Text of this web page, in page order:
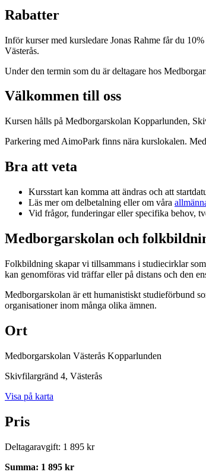
Rabatter
Inför kurser med kursledare Jonas Rahme får du
Västerås.
Under den termin som du är deltagare hos
Välkommen till oss
Kursen hålls på Medborgarskolan Kopparlunden,
Parkering med AimoPark finns nära kurslokalen.
Bra att veta
Kursstart kan komma att ändras och att
Läs mer om delbetalning eller om våra
Vid frågor, funderingar eller specifika behov,
Medborgarskolan och
Folkbildning skapar vi tillsammans i studiecirklar
kan genomföras vid träffar eller på distans och den
Medborgarskolan är ett humanistiskt studieförbund
organisationer inom många olika ämnen.
Ort
Medborgarskolan Västerås Kopparlunden
Skivfilargränd 4, Västerås
Visa på karta
Pris
Deltagaravgift: 1 895 kr
Summa: 1 895 kr